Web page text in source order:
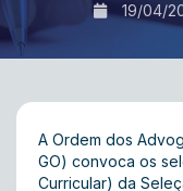
19/04/
A Ordem dos
GO) convoca os
Curricular) da